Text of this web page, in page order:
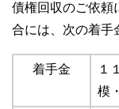
債権回収のご依頼
合には、次の着手
着手金
１
模